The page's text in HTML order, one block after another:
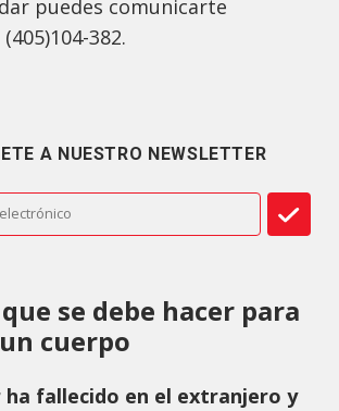
puedes comunicarte
382.
A NUESTRO NEWSLETTER
se debe hacer para
cuerpo
ha fallecido en el extranjero y